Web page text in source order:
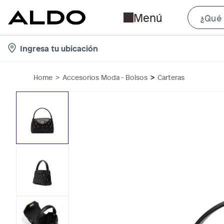
Menú
Ingresa tu ubicación
Home Accesorios Moda - Bolsos Carteras